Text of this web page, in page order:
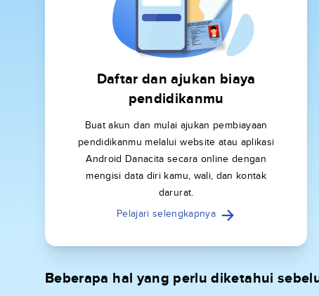
Daftar dan ajukan biaya
pendidikanmu
Buat akun dan mulai ajukan pembiayaan
pendidikanmu melalui website atau aplikasi
Android Danacita secara online dengan
mengisi data diri kamu, wali, dan kontak
darurat.
Pelajari selengkapnya
Beberapa hal yang perlu diketahui